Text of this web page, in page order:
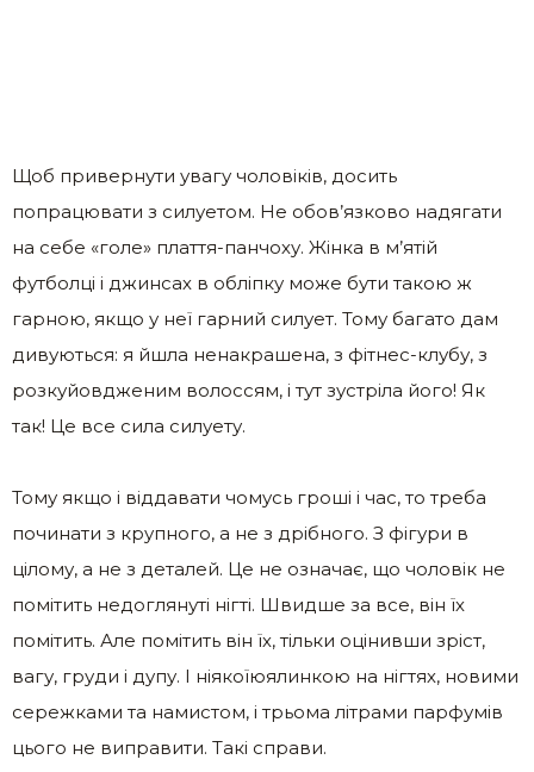
Щоб привернути увагу чоловіків, досить
попрацювати з силуетом. Не обов’язково надягати
на себе «голе» плаття-панчоху. Жінка в м’ятій
футболці і джинсах в обліпку може бути такою ж
гарною, якщо у неї гарний силует. Тому багато дам
дивуються: я йшла ненакрашена, з фітнес-клубу, з
розкуйовдженим волоссям, і тут зустріла його! Як
так! Це все сила силуету.
Тому якщо і віддавати чомусь гроші і час, то треба
починати з крупного, а не з дрібного. З фігури в
цілому, а не з деталей. Це не означає, що чоловік не
помітить недоглянуті нігті. Швидше за все, він їх
помітить. Але помітить він їх, тільки оцінивши зріст,
вагу, груди і дупу. І ніякоїюялинкою на нігтях, новими
сережками та намистом, і трьома літрами парфумів
цього не виправити. Такі справи.